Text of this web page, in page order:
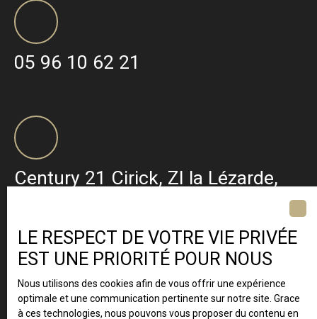
05 96 10 62 21
Century 21 Cirick, ZI la Lézarde,
LE RESPECT DE VOTRE VIE PRIVÉE
EST UNE PRIORITÉ POUR NOUS
Nous utilisons des cookies afin de vous offrir une expérience
optimale et une communication pertinente sur notre site. Grace
à ces technologies, nous pouvons vous proposer du contenu en